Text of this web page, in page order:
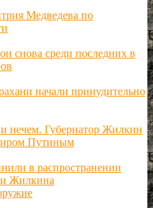
Медведева по
снова среди последних в
начали принудительно
и нечем. Губернатор Жилкин
Путиным
в распространении
Жилкина